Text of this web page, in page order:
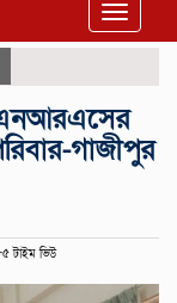
Toggle
গাজীপুর
টাইম ভিউ